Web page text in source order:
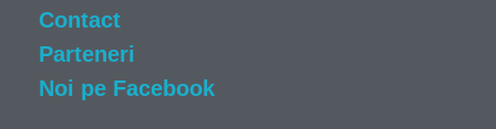
Contact
Parteneri
Noi pe Facebook